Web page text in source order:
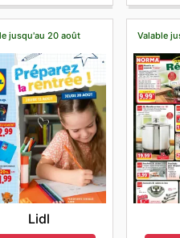
jusqu'au 20 août
Lidl
Valable